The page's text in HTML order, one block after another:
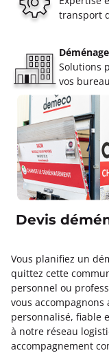
transport
Solutions
vos
Devis
Vous planifiez un
quittez cette
personnel ou
vous
personnalisé, fiable
à notre réseau
accompagnement